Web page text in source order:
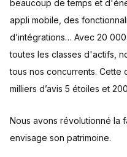
beaucoup de temps et
appli mobile, des
d’intégrations… Avec 20
toutes les classes d'actifs,
tous nos concurrents. Cette
milliers d’avis 5 étoiles et
Nous avons révolutionné la
envisage son patrimoine.